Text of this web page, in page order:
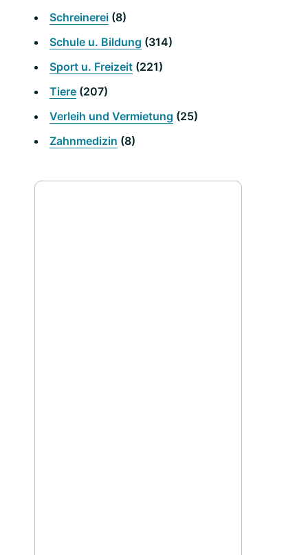
Schreinerei (8)
Schule u. Bildung (314)
Sport u. Freizeit (221)
Tiere (207)
Verleih und Vermietung (25)
Zahnmedizin (8)